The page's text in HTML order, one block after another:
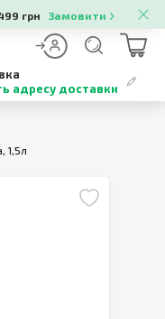
грн Замовити
адресу доставки
1,5л